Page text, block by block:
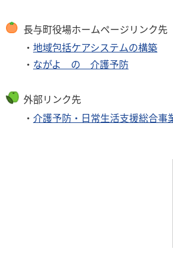
長与町役場ホームページリンク先
・ 地域包括ケアシステムの構築
・ ながよ の 介護予防
外部リンク先
・ 介護予防・日常生活支援総合事